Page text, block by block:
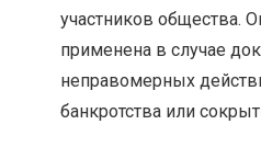
участников общества.
применена в случае
неправомерных
банкротства или